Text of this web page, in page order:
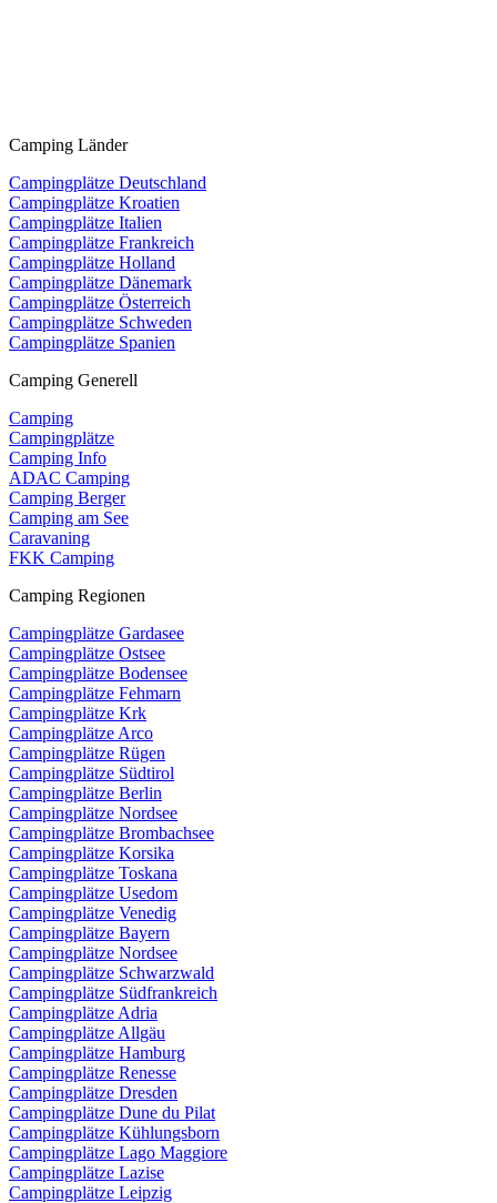
Camping Länder
Campingplätze Deutschland
Campingplätze Kroatien
Campingplätze Italien
Campingplätze Frankreich
Campingplätze Holland
Campingplätze Dänemark
Campingplätze Österreich
Campingplätze Schweden
Campingplätze Spanien
Camping Generell
Camping
Campingplätze
Camping Info
ADAC Camping
Camping Berger
Camping am See
Caravaning
FKK Camping
Camping Regionen
Campingplätze Gardasee
Campingplätze Ostsee
Campingplätze Bodensee
Campingplätze Fehmarn
Campingplätze Krk
Campingplätze Arco
Campingplätze Rügen
Campingplätze Südtirol
Campingplätze Berlin
Campingplätze Nordsee
Campingplätze Brombachsee
Campingplätze Korsika
Campingplätze Toskana
Campingplätze Usedom
Campingplätze Venedig
Campingplätze Bayern
Campingplätze Nordsee
Campingplätze Schwarzwald
Campingplätze Südfrankreich
Campingplätze Adria
Campingplätze Allgäu
Campingplätze Hamburg
Campingplätze Renesse
Campingplätze Dresden
Campingplätze Dune du Pilat
Campingplätze Kühlungsborn
Campingplätze Lago Maggiore
Campingplätze Lazise
Campingplätze Leipzig